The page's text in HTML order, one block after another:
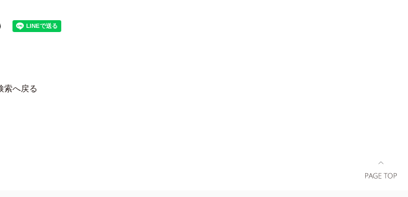
索へ戻る